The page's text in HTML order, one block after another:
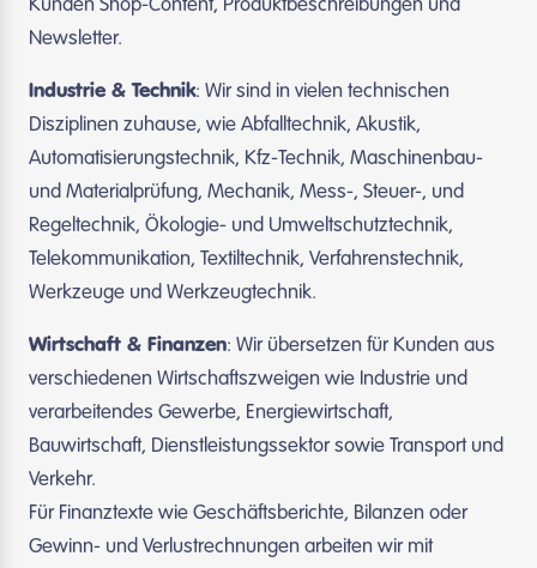
Kunden Shop-Content, Produktbeschreibungen und
Newsletter.
Industrie & Technik: Wir sind in vielen technischen
Disziplinen zuhause, wie Abfalltechnik, Akustik,
Automatisierungstechnik, Kfz-Technik, Maschinenbau-
und Materialprüfung, Mechanik, Mess-, Steuer-, und
Regeltechnik, Ökologie- und Umweltschutztechnik,
Telekommunikation, Textiltechnik, Verfahrenstechnik,
Werkzeuge und Werkzeugtechnik.
Wirtschaft & Finanzen: Wir übersetzen für Kunden aus
verschiedenen Wirtschaftszweigen wie Industrie und
verarbeitendes Gewerbe, Energiewirtschaft,
Bauwirtschaft, Dienstleistungssektor sowie Transport und
Verkehr.
Für Finanztexte wie Geschäftsberichte, Bilanzen oder
Gewinn- und Verlustrechnungen arbeiten wir mit